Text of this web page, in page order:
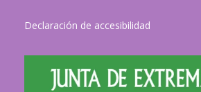
Declaración de accesibilidad